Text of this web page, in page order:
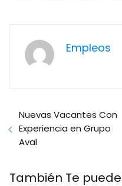
Empleos
Nuevas Vacantes Con
Experiencia en Grupo
Aval
También Te